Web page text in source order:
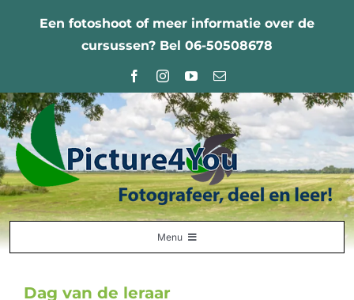
Een fotoshoot of meer informatie over de
cursussen? Bel 06-50508678
Menu
Dag van de leraar